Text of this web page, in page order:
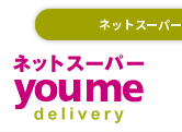
ネットスーパー